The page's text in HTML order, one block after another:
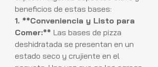
beneficios de estas bases:
1. **Conveniencia y Listo para
Comer:** Las bases de pizza
deshidratada se presentan en un
estado seco y crujiente en el